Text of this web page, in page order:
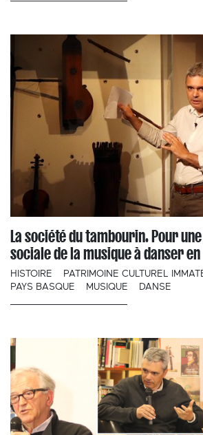
La société du tambourin. Pour
sociale de la musique à danser en
HISTOIRE
PATRIMOINE CULTUREL
PAYS BASQUE
MUSIQUE DANSE